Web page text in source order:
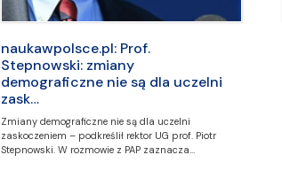
naukawpolsce.pl: Prof.
Stepnowski: zmiany
demograficzne nie są dla uczelni
zask…
Zmiany demograficzne nie są dla uczelni
zaskoczeniem – podkreślił rektor UG prof. Piotr
Stepnowski. W rozmowie z PAP zaznacza…